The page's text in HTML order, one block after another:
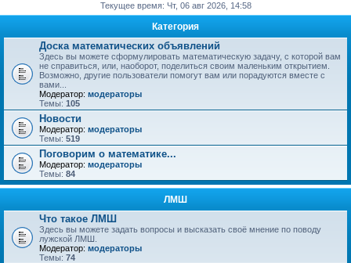
Текущее время: Чт, 06 авг 2026, 14:58
Категория
Доска математических объявлений
Здесь вы можете сформулировать математическую задачу, с которой вам
не справиться, или, наоборот, поделиться своим маленьким открытием.
Возможно, другие пользователи помогут вам или порадуются вместе с
вами...
Модератор: модераторы
Темы: 105
Новости
Модератор: модераторы
Темы: 519
Поговорим о математике...
Модератор: модераторы
Темы: 84
ЛМШ
Что такое ЛМШ
Здесь вы можете задать вопросы и высказать своё мнение по поводу
лужской ЛМШ.
Модератор: модераторы
Темы: 74